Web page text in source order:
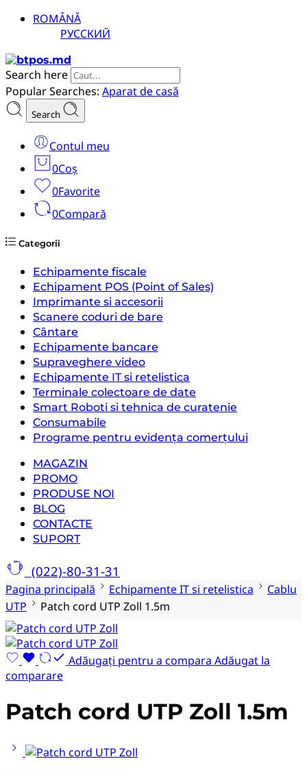
ROMÂNĂ
РУССКИЙ
Search here
Popular Searches: Aparat de casă
Search
Contul meu
0Coș
0Favorite
0Compară
Categorii
Echipamente fiscale
Echipament POS (Point of Sales)
Imprimante si accesorii
Scanere coduri de bare
Cântare
Echipamente bancare
Supraveghere video
Echipamente IT si retelistica
Terminale colectoare de date
Smart Roboti si tehnica de curatenie
Consumabile
Programe pentru evidența comerțului
MAGAZIN
PROMO
PRODUSE NOI
BLOG
CONTACTE
SUPORT
(022)-80-31-31
Pagina principală Echipamente IT si retelistica
Cablu
UTP
Patch cord UTP Zoll 1.5m
Adăugați pentru a compara Adăugat la
comparare
Patch cord UTP Zoll 1.5m